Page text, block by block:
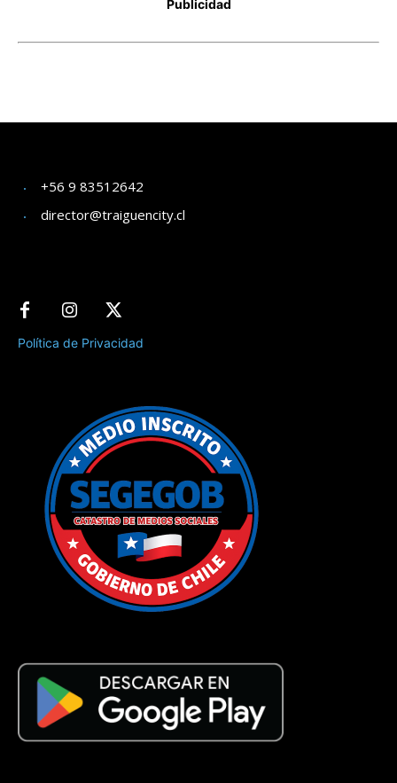
+56 9 83512642
director@traiguencity.cl
Política de Privacidad